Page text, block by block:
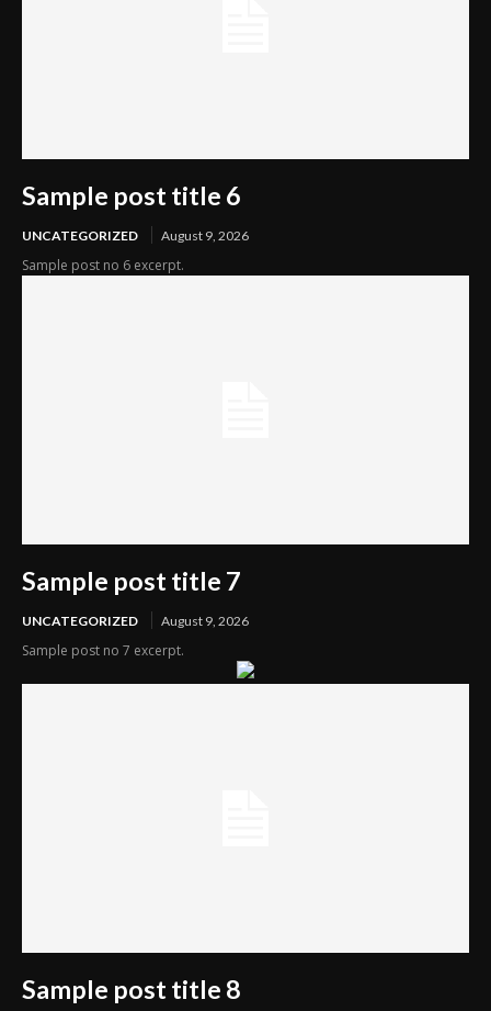
Sample post title 6
UNCATEGORIZED August 9, 2026
Sample post no 6 excerpt.
Sample post title 7
UNCATEGORIZED August 9, 2026
Sample post no 7 excerpt.
Sample post title 8